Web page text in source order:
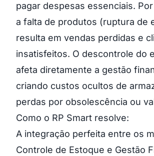
pagar despesas essenciais.
a falta de produtos (ruptura de
resulta em vendas perdidas e
insatisfeitos. O descontrole do
afeta diretamente a gestão
criando custos ocultos de
perdas por obsolescência ou
Como o RP Smart resolve:
A integração perfeita entre os
Controle de Estoque e Gestão